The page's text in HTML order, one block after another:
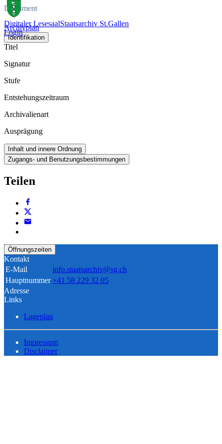
Digitaler LesesaalStaatsarchiv St.Gallen
Login
Dokument
Archivplan
Identifikation
Titel
Signatur
Stufe
Entstehungszeitraum
Archivalienart
Ausprägung
Inhalt und innere Ordnung
Zugangs- und Benutzungsbestimmungen
Teilen
Öffnungszeiten
Kontakt
E-Mail
info.staatsarchiv@sg.ch
Hauptnummer +41 58 229 32 05
Adresse
Links
Lageplan
Impressum
Disclaimer